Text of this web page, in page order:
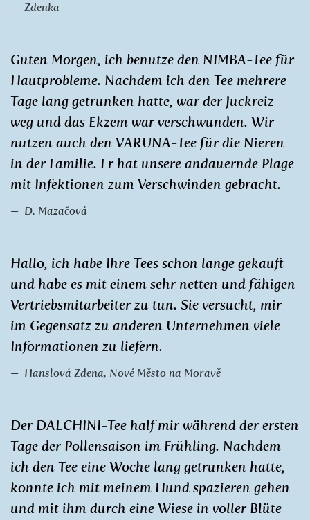
Zdenka
Guten Morgen, ich benutze den NIMBA-Tee für
Hautprobleme. Nachdem ich den Tee mehrere
Tage lang getrunken hatte, war der Juckreiz
weg und das Ekzem war verschwunden. Wir
nutzen auch den VARUNA-Tee für die Nieren
in der Familie. Er hat unsere andauernde Plage
mit Infektionen zum Verschwinden gebracht.
D. Mazačová
Hallo, ich habe Ihre Tees schon lange gekauft
und habe es mit einem sehr netten und fähigen
Vertriebsmitarbeiter zu tun. Sie versucht, mir
im Gegensatz zu anderen Unternehmen viele
Informationen zu liefern.
Hanslová Zdena, Nové Město na Moravě
Der DALCHINI-Tee half mir während der ersten
Tage der Pollensaison im Frühling. Nachdem
ich den Tee eine Woche lang getrunken hatte,
konnte ich mit meinem Hund spazieren gehen
und mit ihm durch eine Wiese in voller Blüte